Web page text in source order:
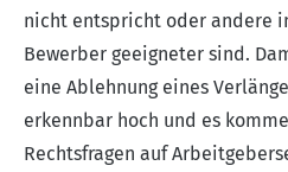
nicht entspricht oder andere
Bewerber geeigneter sind.
eine Ablehnung eines
erkennbar hoch und es
Rechtsfragen auf